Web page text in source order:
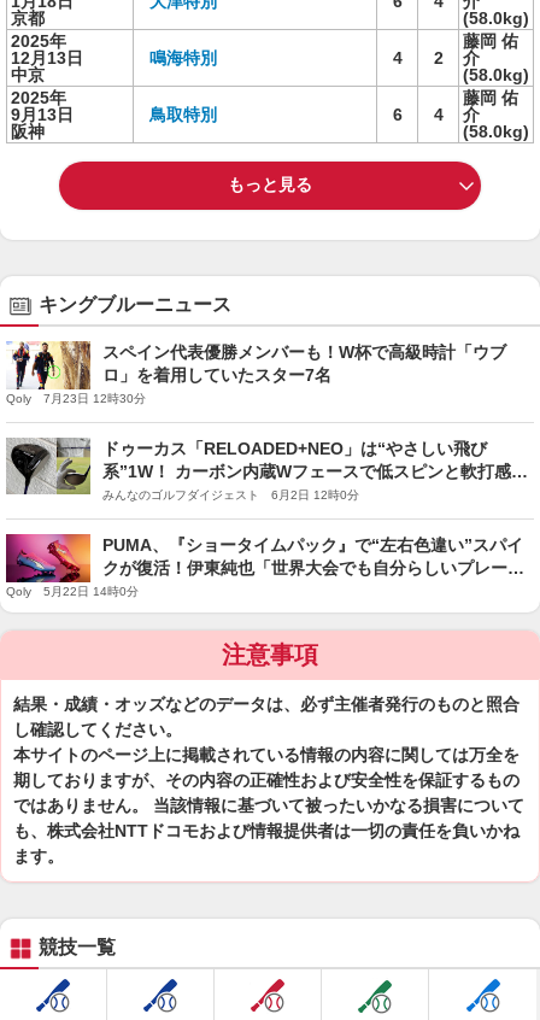
京都
(58.0kg)
2025年
12月13日
中京
鳴海特別 4 2
藤岡 佑
介
(58.0kg)
2025年
9月13日
阪神
鳥取特別 6 4
藤岡 佑
介
(58.0kg)
もっと見る
キングブルーニュース
スペイン代表優勝メンバーも！W杯で高級時計「ウブ
ロ」を着用していたスター7名
Qoly 7月23日 12時30分
ドゥーカス「RELOADED+NEO」は“やさしい飛び
系”1W！ カーボン内蔵Wフェースで低スピンと軟打感を
両立【人気ゴルフ工房のおすすめクラブをキング・オ
ブ・試打が語る】
みんなのゴルフダイジェスト 6月2日 12時0分
PUMA、『ショータイムパック』で“左右色違い”スパイ
クが復活！伊東純也「世界大会でも自分らしいプレーを
見せたい」
Qoly 5月22日 14時0分
注意事項
結果・成績・オッズなどのデータは、必ず主催者発行のものと照合
し確認してください。
本サイトのページ上に掲載されている情報の内容に関しては万全を
期しておりますが、その内容の正確性および安全性を保証するもの
ではありません。 当該情報に基づいて被ったいかなる損害について
も、株式会社NTTドコモおよび情報提供者は一切の責任を負いかね
ます。
競技一覧